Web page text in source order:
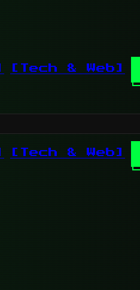
[Tech & Web]
[Tech & Web]